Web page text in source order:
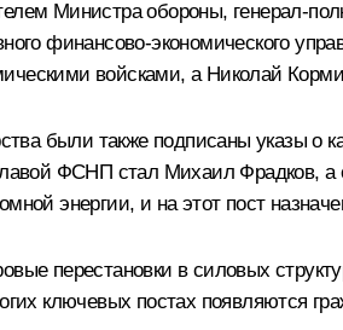
Министра обороны, генерал-
финансово-экономического
войсками, а Николай
были также подписаны указы
ФСНП стал Михаил Фрадков, а
энергии, и на этот пост
перестановки в силовых
ключевых постах появляются